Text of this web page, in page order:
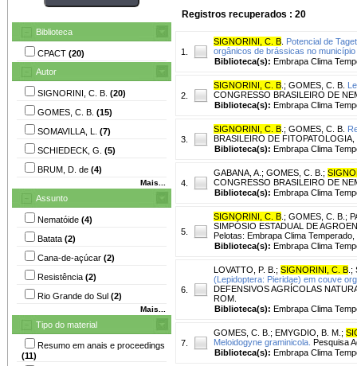
Biblioteca
CPACT (20)
Autor
SIGNORINI, C. B. (20)
GOMES, C. B. (15)
SOMAVILLA, L. (7)
SCHIEDECK, G. (5)
BRUM, D. de (4)
Mais...
Assunto
Nematóide (4)
Batata (2)
Cana-de-açúcar (2)
Resistência (2)
Rio Grande do Sul (2)
Mais...
Tipo do material
Resumo em anais e proceedings
(11)
Registros recuperados : 20
1.
SIGNORINI, C. B Potencial de
orgânicos de brássicas no
Biblioteca(s): Embrapa Clima
2.
SIGNORINI, C. B ; GOMES, C. B.
CONGRESSO BRASILEIRO DE
Biblioteca(s): Embrapa Clima
3.
SIGNORINI, C. B ; GOMES, C. B.
BRASILEIRO DE
Biblioteca(s): Embrapa Clima
4.
GABANA, A. ; GOMES, C. B. ;
CONGRESSO BRASILEIRO DE
Biblioteca(s): Embrapa Clima
5.
SIGNORINI, C. B ; GOMES, C. B. ;
SIMPÓSIO ESTADUAL DE
Pelotas: Embrapa Clima
Biblioteca(s): Embrapa Clima
6.
LOVATTO, P. B. ; SIGNORINI, C. B ;
(Lepidoptera: Pieridae) em couve
DEFENSIVOS AGRÍCOLAS
ROM.
Biblioteca(s): Embrapa Clima
7.
GOMES, C. B. ; EMYGDIO, B. M. ;
Meloidogyne graminicola. Pesquisa
Biblioteca(s): Embrapa Clima